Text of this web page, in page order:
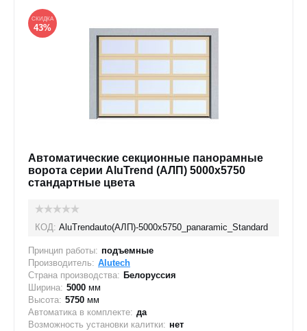
СКИДКА
43%
Автоматические секционные панорамные
ворота серии AluTrend (АЛП) 5000х5750
стандартные цвета
КОД: AluTrendauto(АЛП)-5000х5750_panaramic_Standard
Принцип работы: подъемные
Производитель: Alutech
Страна производства: Белоруссия
Ширина: 5000 мм
Высота: 5750 мм
Автоматика в комплекте: да
Возможность установки калитки: нет